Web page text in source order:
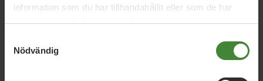
information som du har tillhandahållit eller som de har
samlat in när du har använt deras tjänster.
Nödvändig